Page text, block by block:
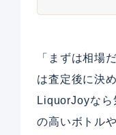
「まずは相場
は査定後に決
LiquorJoyなら
の高いボトル